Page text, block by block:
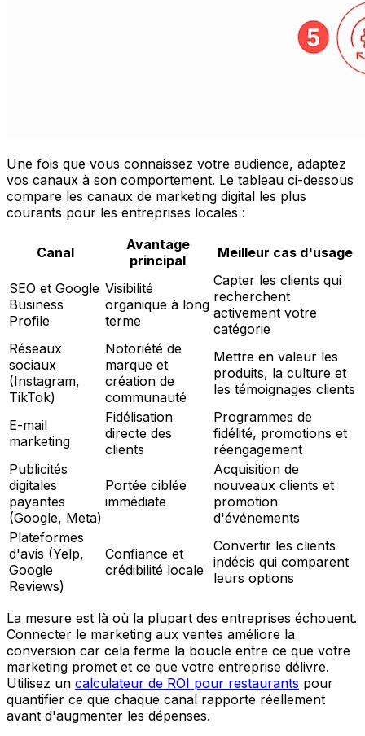
Une fois que vous connaissez votre audience, adaptez
vos canaux à son comportement. Le tableau ci-dessous
compare les canaux de marketing digital les plus
courants pour les entreprises locales :
Canal
Avantage
principal
Meilleur cas d'usage
SEO et Google
Business
Profile
Visibilité
organique à long
terme
Capter les clients qui
recherchent
activement votre
catégorie
Réseaux
sociaux
(Instagram,
TikTok)
Notoriété de
marque et
création de
communauté
Mettre en valeur les
produits, la culture et
les témoignages clients
E-mail
marketing
Fidélisation
directe des
clients
Programmes de
fidélité, promotions et
réengagement
Publicités
digitales
payantes
(Google, Meta)
Portée ciblée
immédiate
Acquisition de
nouveaux clients et
promotion
d'événements
Plateformes
d'avis (Yelp,
Google
Reviews)
Confiance et
crédibilité locale
Convertir les clients
indécis qui comparent
leurs options
La mesure est là où la plupart des entreprises échouent.
Connecter le marketing aux ventes améliore la
conversion car cela ferme la boucle entre ce que votre
marketing promet et ce que votre entreprise délivre.
Utilisez un calculateur de ROI pour restaurants pour
quantifier ce que chaque canal rapporte réellement
avant d'augmenter les dépenses.